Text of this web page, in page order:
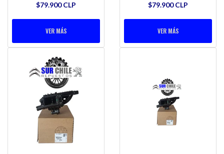
$79.900 CLP
VER MÁS
$79.900 CLP
VER MÁS